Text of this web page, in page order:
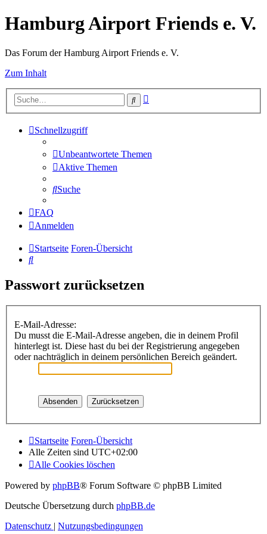
Hamburg Airport Friends e. V.
Das Forum der Hamburg Airport Friends e. V.
Zum Inhalt
Suche
Schnellzugriff
Unbeantwortete Themen
Aktive Themen
Suche
FAQ
Anmelden
Startseite Foren-Übersicht
Suche
Passwort zurücksetzen
E-Mail-Adresse:
Du musst die E-Mail-Adresse angeben, die in deinem Profil
hinterlegt ist. Diese hast du bei der Registrierung angegeben
oder nachträglich in deinem persönlichen Bereich geändert.
Startseite Foren-Übersicht
Alle Zeiten sind UTC+02:00
Alle Cookies löschen
Powered by phpBB® Forum Software © phpBB Limited
Deutsche Übersetzung durch phpBB.de
Datenschutz | Nutzungsbedingungen